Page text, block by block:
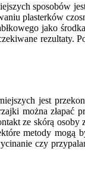
sposobów
plasterków
jako
rezultaty.
jest
można złapać
ze skórą
metody mogą
czy